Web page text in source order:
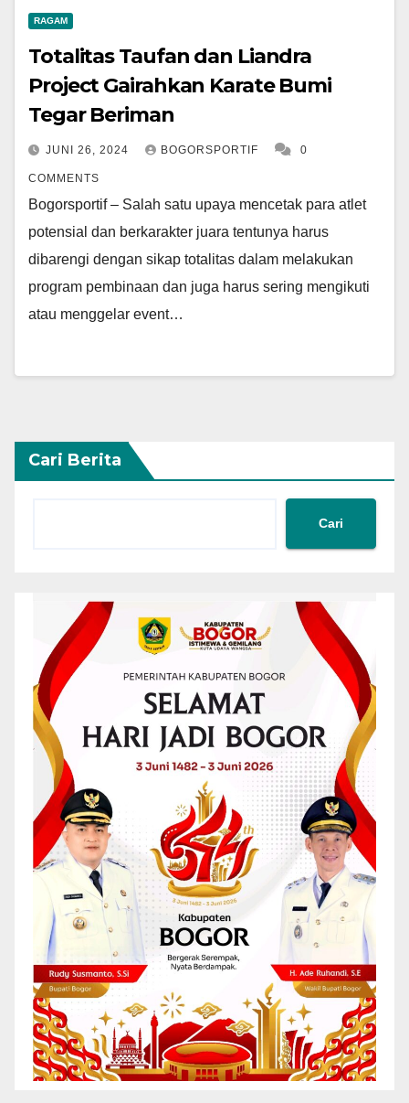
RAGAM
Totalitas Taufan dan Liandra
Project Gairahkan Karate Bumi
Tegar Beriman
JUNI 26, 2024 BOGORSPORTIF 0
COMMENTS
Bogorsportif – Salah satu upaya mencetak para atlet
potensial dan berkarakter juara tentunya harus
dibarengi dengan sikap totalitas dalam melakukan
program pembinaan dan juga harus sering mengikuti
atau menggelar event…
Cari Berita
Cari